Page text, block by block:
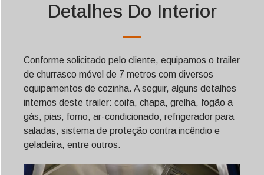
Detalhes Do Interior
Conforme solicitado pelo cliente, equipamos o trailer
de churrasco móvel de 7 metros com diversos
equipamentos de cozinha. A seguir, alguns detalhes
internos deste trailer: coifa, chapa, grelha, fogão a
gás, pias, forno, ar-condicionado, refrigerador para
saladas, sistema de proteção contra incêndio e
geladeira, entre outros.